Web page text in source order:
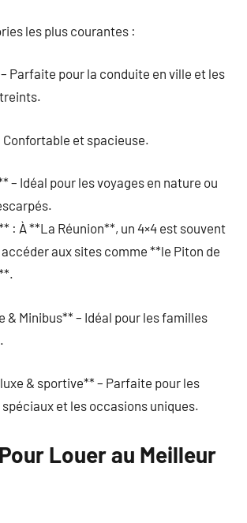
les plus courantes :
Parfaite pour la conduite en ville et les
et spacieuse.
– Idéal pour les voyages en nature ou
: À **La Réunion**, un 4×4 est souvent
aux sites comme **le Piton de
& Minibus** – Idéal pour les familles
& sportive** – Parfaite pour les
et les occasions uniques.
Louer au Meilleur